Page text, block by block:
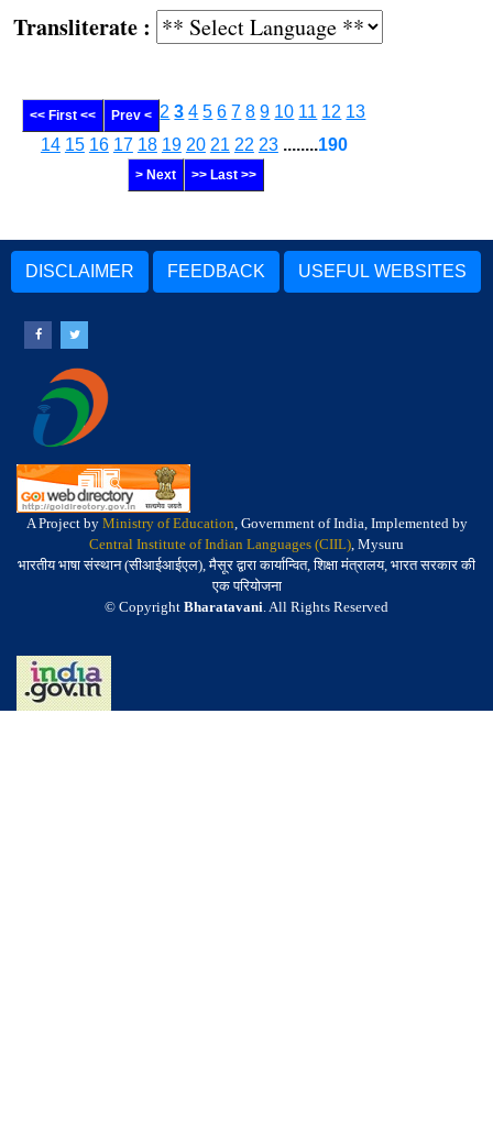
:
<< First << Prev < 2 3 4 5 6 7 8 9 10 11 12 13
14 15 16 17 18 19 20 21 22 23 ........190
> Next >> Last >>
DISCLAIMER FEEDBACK USEFUL WEBSITES
A Project by Ministry of Education, Government of India, Implemented by
Central Institute of Indian Languages (CIIL), Mysuru
भारतीय भाषा संस्थान (सीआईआईएल), मैसूर द्वारा कार्यान्वित, शिक्षा मंत्रालय, भारत सरकार की
एक परियोजना
© Copyright Bharatavani. All Rights Reserved